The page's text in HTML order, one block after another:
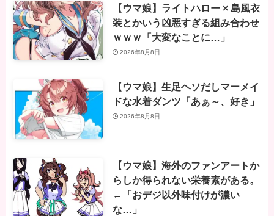
【ウマ娘】ライトハロー × 島風衣
装とかいう凶悪すぎる組み合わせ
ｗｗｗ「大変なことに…」
2026年8月8日
【ウマ娘】生足ヘソだしマーメイ
ドな水着ダンツ「あぁ～、好き」
2026年8月8日
【ウマ娘】海外のファンアートか
らしか得られない栄養素がある。
←「おデジ以外味付けが濃い
な…」